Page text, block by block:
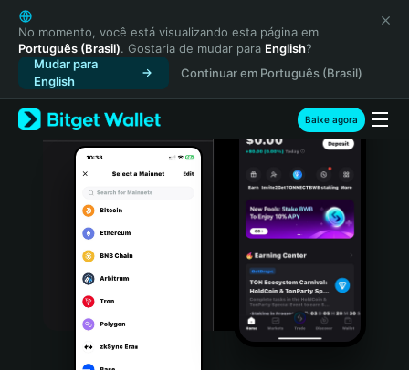
English
日本語
Tiếng Việt
Русский
Español (Latinoamérica)
Türkçe
Italiano
Português (Portugal)
Bahasa Indonesia
No momento, você está visualizando esta página em
Português (Brasil). Gostaria de mudar para English?
Mudar para
English
Continuar em Português (Brasil)
Baixe agora